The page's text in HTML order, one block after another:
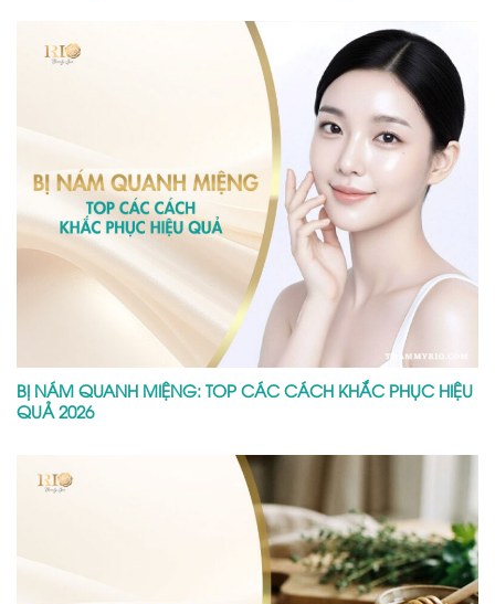
BỊ NÁM QUANH MIỆNG: TOP CÁC CÁCH KHẮC PHỤC HIỆU
QUẢ 2026